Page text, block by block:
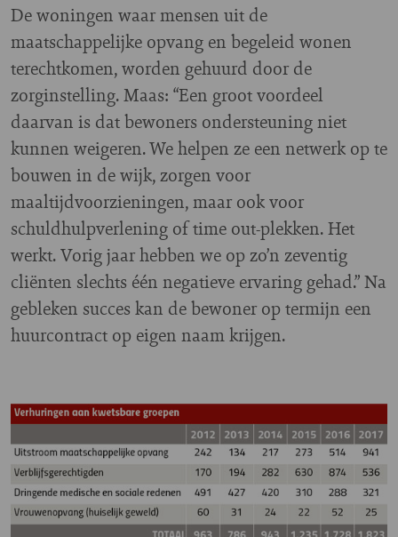
De woningen waar mensen uit de
maatschappelijke opvang en begeleid wonen
terechtkomen, worden gehuurd door de
zorginstelling. Maas: “Een groot voordeel
daarvan is dat bewoners ondersteuning niet
kunnen weigeren. We helpen ze een netwerk op te
bouwen in de wijk, zorgen voor
maaltijdvoorzieningen, maar ook voor
schuldhulpverlening of time out-plekken. Het
werkt. Vorig jaar hebben we op zo’n zeventig
cliënten slechts één negatieve ervaring gehad.” Na
gebleken succes kan de bewoner op termijn een
huurcontract op eigen naam krijgen.